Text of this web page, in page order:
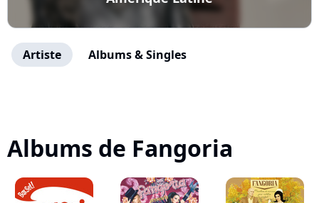
Artiste Albums & Singles
Albums de Fangoria